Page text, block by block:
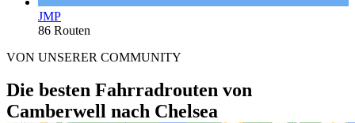
JMP
86 Routen
VON UNSERER COMMUNITY
Die besten Fahrradrouten von
Camberwell nach Chelsea